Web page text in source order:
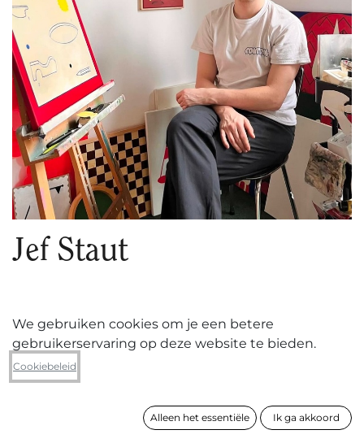
Jef Staut
VOLGEN
We gebruiken cookies om je een betere
gebruikerservaring op deze website te bieden.
Cookiebeleid
Alleen het essentiële Ik ga akkoord